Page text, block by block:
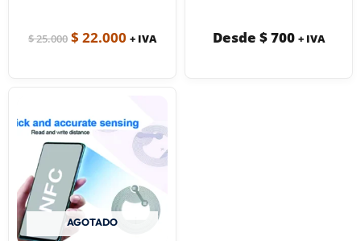
$25.000 $ 22.000 + IVA Desde $700 + IVA
AGOTADO